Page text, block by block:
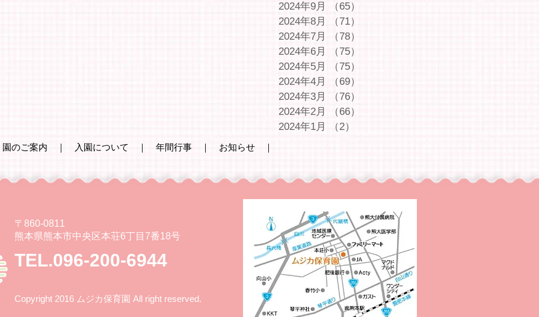
2024年9月
（65）
2024年8月
（71）
2024年7月
（78）
2024年6月
（75）
2024年5月
（75）
2024年4月
（69）
2024年3月
（76）
2024年2月
（66）
2024年1月
（2）
園のご案内 ｜ 入園について ｜ 年間行事 ｜ お知らせ ｜
〒860-0811
熊本県熊本市中央区本荘6丁目7番18号
TEL.096-200-6944
Copyright 2016 ムジカ保育園 All right reserved.